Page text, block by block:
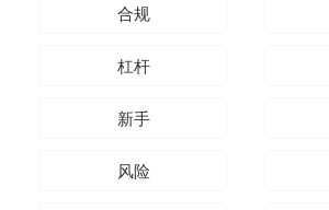
合规
杠杆
新手
风险